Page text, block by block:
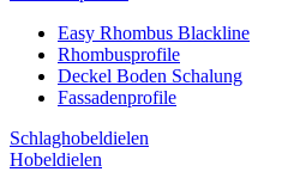
Easy Rhombus Blackline
Rhombusprofile
Deckel Boden Schalung
Fassadenprofile
Schlaghobeldielen
Hobeldielen